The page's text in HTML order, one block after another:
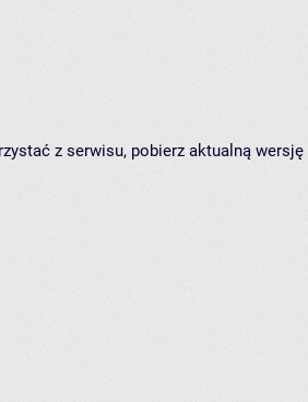
z serwisu, pobierz aktualną wersję